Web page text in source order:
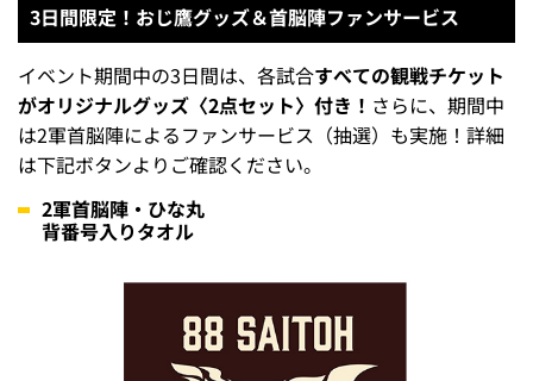
3日間限定！おじ鷹グッズ＆首脳陣ファンサービス
イベント期間中の3日間は、各試合すべての観戦チケット
がオリジナルグッズ〈2点セット〉付き！ さらに、期間中
は2軍首脳陣によるファンサービス（抽選）も実施！詳細
は下記ボタンよりご確認ください。
2軍首脳陣・ひな丸
背番号入りタオル